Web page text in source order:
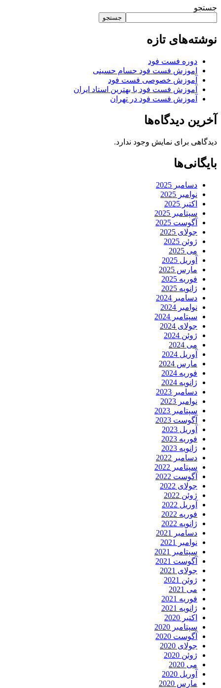
جستجو
جستجو
نوشته‌های تازه
دوره فست فود
اموزش فست فود حسام حسینی
آموزش خصوصی فست فود
آموزش فست فود با بهترین استاد ایران
آموزش فست فود در تهران
آخرین دیدگاه‌ها
دیدگاهی برای نمایش وجود ندارد.
بایگانی‌ها
دسامبر 2025
نوامبر 2025
اکتبر 2025
سپتامبر 2025
آگوست 2025
جولای 2025
ژوئن 2025
می 2025
آوریل 2025
مارس 2025
فوریه 2025
ژانویه 2025
دسامبر 2024
نوامبر 2024
سپتامبر 2024
جولای 2024
ژوئن 2024
می 2024
آوریل 2024
مارس 2024
فوریه 2024
ژانویه 2024
دسامبر 2023
نوامبر 2023
سپتامبر 2023
آگوست 2023
آوریل 2023
فوریه 2023
ژانویه 2023
دسامبر 2022
سپتامبر 2022
آگوست 2022
جولای 2022
ژوئن 2022
آوریل 2022
فوریه 2022
ژانویه 2022
دسامبر 2021
نوامبر 2021
سپتامبر 2021
آگوست 2021
جولای 2021
ژوئن 2021
می 2021
فوریه 2021
ژانویه 2021
اکتبر 2020
سپتامبر 2020
آگوست 2020
جولای 2020
ژوئن 2020
می 2020
آوریل 2020
مارس 2020